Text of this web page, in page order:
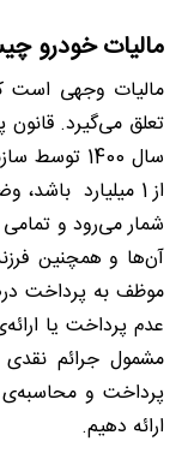
مالیات خودرو
مالیات وجهی است
تعلق می‌گیرد.
سال 1400
از 1 میلیارد باشد، وضع شده است. مالیات اتومبیل شخصی جزء
شمار می‌رود و
موظف به پرداخت
عدم پرداخت یا
مشمول جرائم
پرداخت و محاسبه‌ی
ارائه دهیم.